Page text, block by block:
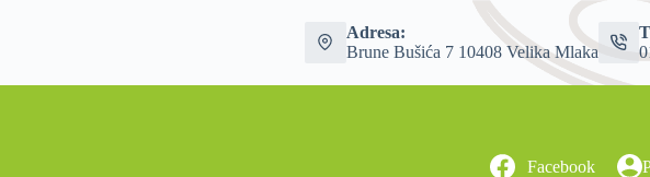
Adresa:
Brune Bušića 7 10408 Velika Mlaka
Facebook